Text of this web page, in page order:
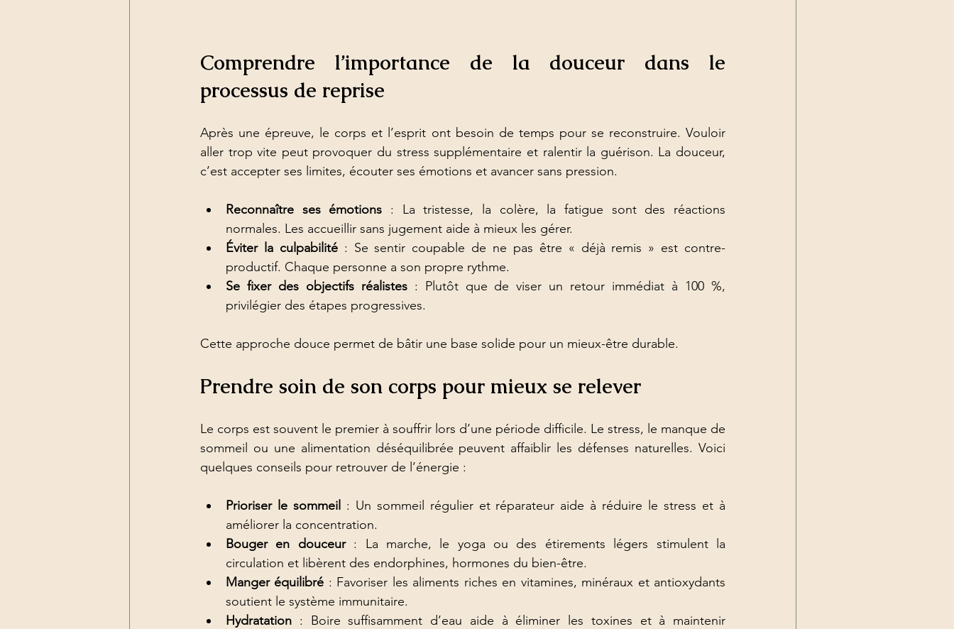
Comprendre l’importance de la douceur dans le
processus de reprise
Après une épreuve, le corps et l’esprit ont besoin de temps pour se reconstruire. Vouloir
aller trop vite peut provoquer du stress supplémentaire et ralentir la guérison. La douceur,
c’est accepter ses limites, écouter ses émotions et avancer sans pression.
Reconnaître ses émotions : La tristesse, la colère, la fatigue sont des réactions
normales. Les accueillir sans jugement aide à mieux les gérer.
Éviter la culpabilité : Se sentir coupable de ne pas être « déjà remis » est contre-
productif. Chaque personne a son propre rythme.
Se fixer des objectifs réalistes : Plutôt que de viser un retour immédiat à 100 %,
privilégier des étapes progressives.
Cette approche douce permet de bâtir une base solide pour un mieux-être durable.
Prendre soin de son corps pour mieux se relever
Le corps est souvent le premier à souffrir lors d’une période difficile. Le stress, le manque de
sommeil ou une alimentation déséquilibrée peuvent affaiblir les défenses naturelles. Voici
quelques conseils pour retrouver de l’énergie :
Prioriser le sommeil : Un sommeil régulier et réparateur aide à réduire le stress et à
améliorer la concentration.
Bouger en douceur : La marche, le yoga ou des étirements légers stimulent la
circulation et libèrent des endorphines, hormones du bien-être.
Manger équilibré : Favoriser les aliments riches en vitamines, minéraux et antioxydants
soutient le système immunitaire.
Hydratation : Boire suffisamment d’eau aide à éliminer les toxines et à maintenir